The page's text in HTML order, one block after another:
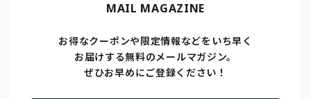
MAIL MAGAZINE
お得なクーポンや限定情報などをいち早く
お届けする無料のメールマガジン。
ぜひお早めにご登録ください！